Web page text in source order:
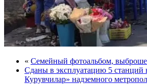
« Семейный фотоальбом,
Сданы в эксплуатацию 5 станций
Курувчилар» надземного